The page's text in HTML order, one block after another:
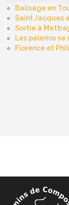
Balisage en
Saint Jacques
Sortie à
Les pèlerins
Florence et